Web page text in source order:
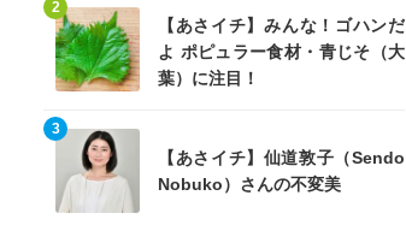
【あさイチ】みんな！ゴハンだ
よ ポピュラー食材・青じそ（大
葉）に注目！
2
【あさイチ】仙道敦子（Sendo
Nobuko）さんの不変美
3